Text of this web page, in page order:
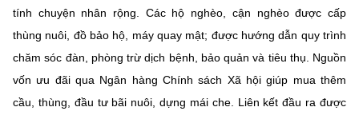
Giám đốc Trung tâm Truyền thông Khoa học và Công nghệ.
Liên hệ
Địa chỉ: Ban Biên tập Cổng TTĐT - 18 Nguyễn Du, TP. Hà Nội
tính chuyện nhân rộng. Các hộ nghèo, cận nghèo được cấp
thùng nuôi, đồ bảo hộ, máy quay mật; được hướng dẫn quy trình
chăm sóc đàn, phòng trừ dịch bệnh, bảo quản và tiêu thụ. Nguồn
vốn ưu đãi qua Ngân hàng Chính sách Xã hội giúp mua thêm
cầu, thùng, đầu tư bãi nuôi, dựng mái che. Liên kết đầu ra được